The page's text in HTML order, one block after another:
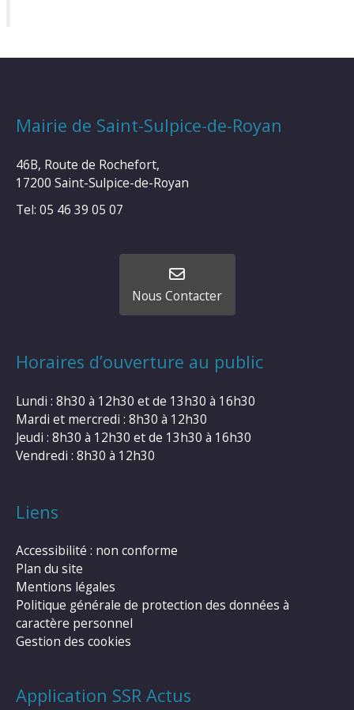
Mairie de Saint-Sulpice-de-Royan
46B, Route de Rochefort,
17200 Saint-Sulpice-de-Royan
Tel: 05 46 39 05 07
Nous Contacter
Horaires d’ouverture au public
Lundi : 8h30 à 12h30 et de 13h30 à 16h30
Mardi et mercredi : 8h30 à 12h30
Jeudi : 8h30 à 12h30 et de 13h30 à 16h30
Vendredi : 8h30 à 12h30
Liens
Accessibilité : non conforme
Plan du site
Mentions légales
Politique générale de protection des données à
caractère personnel
Gestion des cookies
Application SSR Actus